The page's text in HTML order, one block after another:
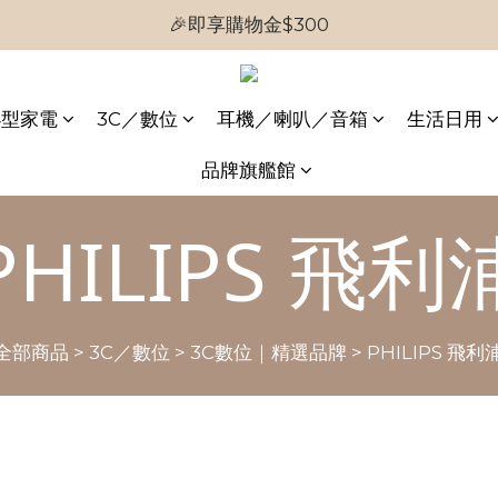
🎉首次加入會員
🎉首次加入會員
家電 3C／數位 耳機／喇叭／音箱 生活日用
品牌旗艦館
飛利
部商品 >3C／數位 >3C數位｜精選品牌 > PHILIPS 飛利